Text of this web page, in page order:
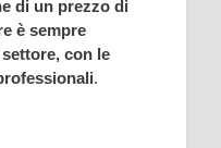
di un prezzo di
è sempre
con le
.